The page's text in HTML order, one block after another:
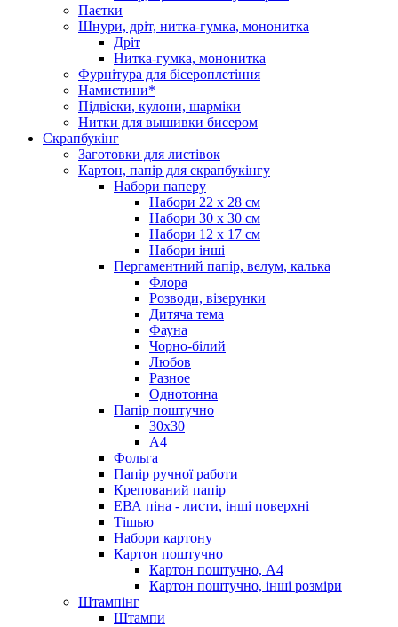
Паєтки
Шнури, дріт, нитка-гумка, мононитка
Дріт
Нитка-гумка, мононитка
Фурнітура для бісероплетіння
Намистини*
Підвіски, кулони, шарміки
Нитки для вышивки бисером
Скрапбукінг
Заготовки для листівок
Картон, папір для скрапбукінгу
Набори паперу
Набори 22 х 28 см
Набори 30 х 30 см
Набори 12 х 17 см
Набори інші
Пергаментний папір, велум, калька
Флора
Розводи, візерунки
Дитяча тема
Фауна
Чорно-білий
Любов
Разное
Однотонна
Папір поштучно
30х30
А4
Фольга
Папір ручної работи
Крепований папір
ЕВА піна - листи, інші поверхні
Тішью
Набори картону
Картон поштучно
Картон поштучно, А4
Картон поштучно, інші розміри
Штампінг
Штампи